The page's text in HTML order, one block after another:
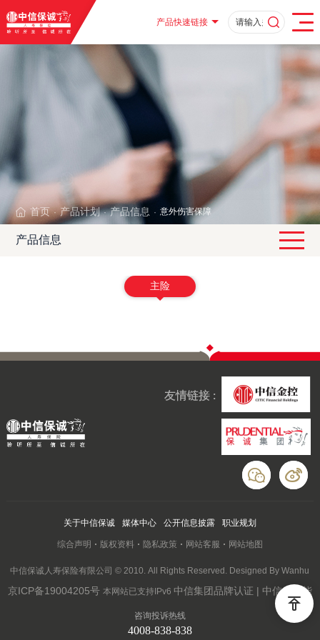
产品快速链接
首页 · 产品计划 · 产品信息 · 意外伤害保障
产品信息
主险
友情链接 :
关于中信保诚 媒体中心 公开信息披露 职业规划
综合声明 版权资料 隐私政策 网站客服 网站地图
中信保诚人寿保险有限公司 © 2010. All Rights Reserved. Designed By Wanhu
京ICP备19004205号 本网站已支持IPv6 中信集团品牌认证 | 中信云赋能
咨询投诉热线
4008-838-838